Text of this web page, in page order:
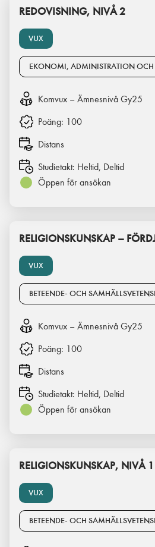
VUX
REDOVISNING, NIVÅ 2
EKONOMI, ADMINISTRATION OCH
Komvux – Ämnesnivå Gy25
Poäng: 100
Distans
Studietakt: Heltid, Deltid
Öppen för ansökan
VUX
RELIGIONSKUNSKAP –
BETEENDE- OCH
Komvux – Ämnesnivå Gy25
Poäng: 100
Distans
Studietakt: Heltid, Deltid
Öppen för ansökan
VUX
RELIGIONSKUNSKAP, NIVÅ 1
BETEENDE- OCH